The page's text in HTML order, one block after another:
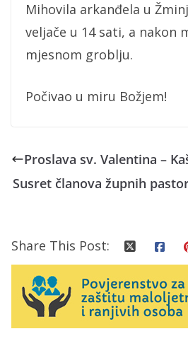
Mihovila arkanđela u
veljače u 14 sati, a nakon
mjesnom groblju.
Počivao u miru Božjem!
Proslava sv. Valentina –
Susret članova župnih
Share This Post: